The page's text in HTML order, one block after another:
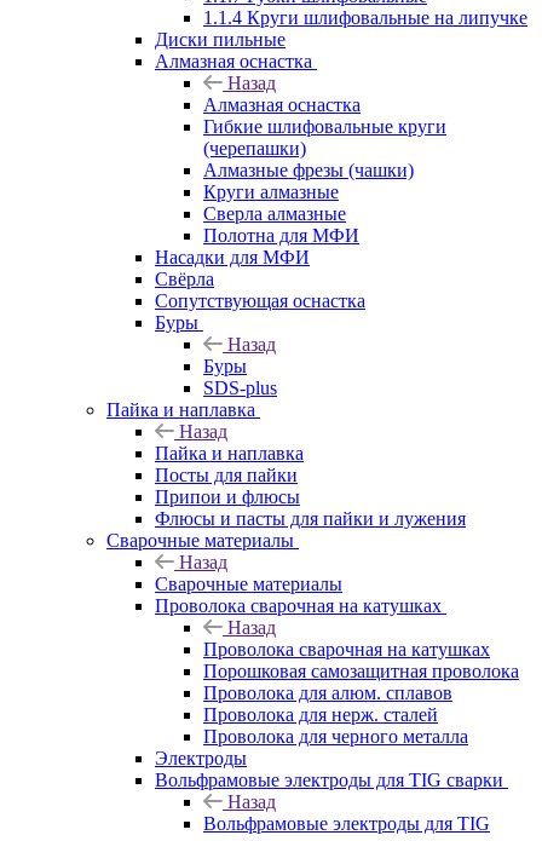
1.1.4 Круги шлифовальные на липучке
Диски пильные
Алмазная оснастка
Назад
Алмазная оснастка
Гибкие шлифовальные круги
(черепашки)
Алмазные фрезы (чашки)
Круги алмазные
Сверла алмазные
Полотна для МФИ
Насадки для МФИ
Свёрла
Сопутствующая оснастка
Буры
Назад
Буры
SDS-plus
Пайка и наплавка
Назад
Пайка и наплавка
Посты для пайки
Припои и флюсы
Флюсы и пасты для пайки и лужения
Сварочные материалы
Назад
Сварочные материалы
Проволока сварочная на катушках
Назад
Проволока сварочная на катушках
Порошковая самозащитная проволока
Проволока для алюм. сплавов
Проволока для нерж. сталей
Проволока для черного металла
Электроды
Вольфрамовые электроды для TIG сварки
Назад
Вольфрамовые электроды для TIG